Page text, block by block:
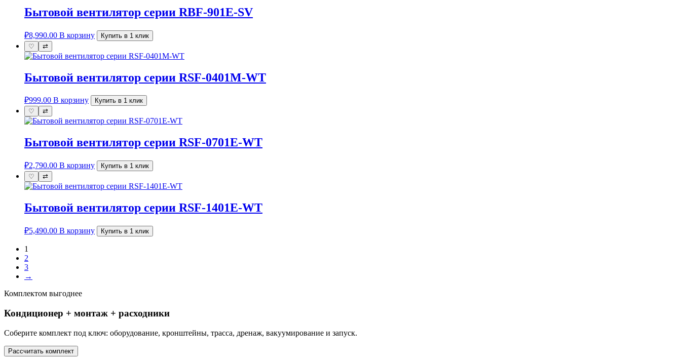
Бытовой вентилятор серии RBF-901E-SV
₽8,990.00 В корзину
Купить в 1 клик
♡
⇄
Бытовой вентилятор серии RSF-0401M-WT
₽999.00 В корзину
Купить в 1 клик
♡
⇄
Бытовой вентилятор серии RSF-0701E-WT
₽2,790.00 В корзину
Купить в 1 клик
♡
⇄
Бытовой вентилятор серии RSF-1401E-WT
₽5,490.00 В корзину Купить в 1 клик
1
2
3
→
Комплектом выгоднее
Кондиционер + монтаж + расходники
Соберите комплект под ключ: оборудование, кронштейны, трасса, дренаж, вакуумирование и запуск.
Рассчитать комплект